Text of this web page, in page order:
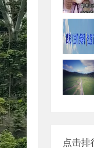
点击排